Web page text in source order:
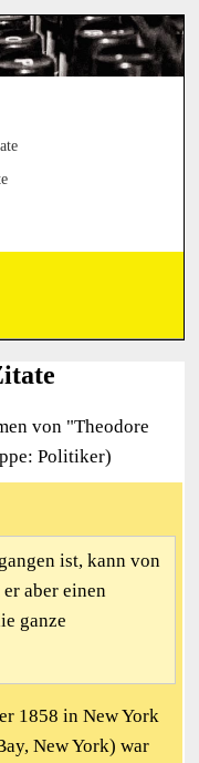
von "Theodore
Politiker)
ist, kann von
aber einen
ganze
1858 in New York
New York) war